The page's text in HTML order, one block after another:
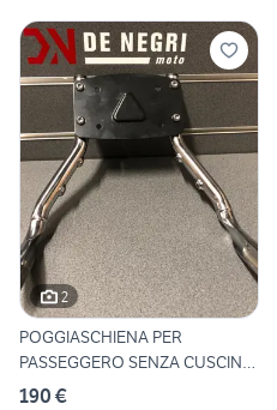
2
POGGIASCHIENA PER
PASSEGGERO SENZA CUSCINO
PER TRI
190 €